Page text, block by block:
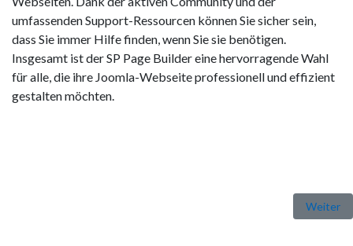
umfassenden Support-Ressourcen können Sie sicher sein,
dass Sie immer Hilfe finden, wenn Sie sie benötigen.
Insgesamt ist der SP Page Builder eine hervorragende Wahl
für alle, die ihre Joomla-Webseite professionell und effizient
gestalten möchten.
Nächster
Weiter